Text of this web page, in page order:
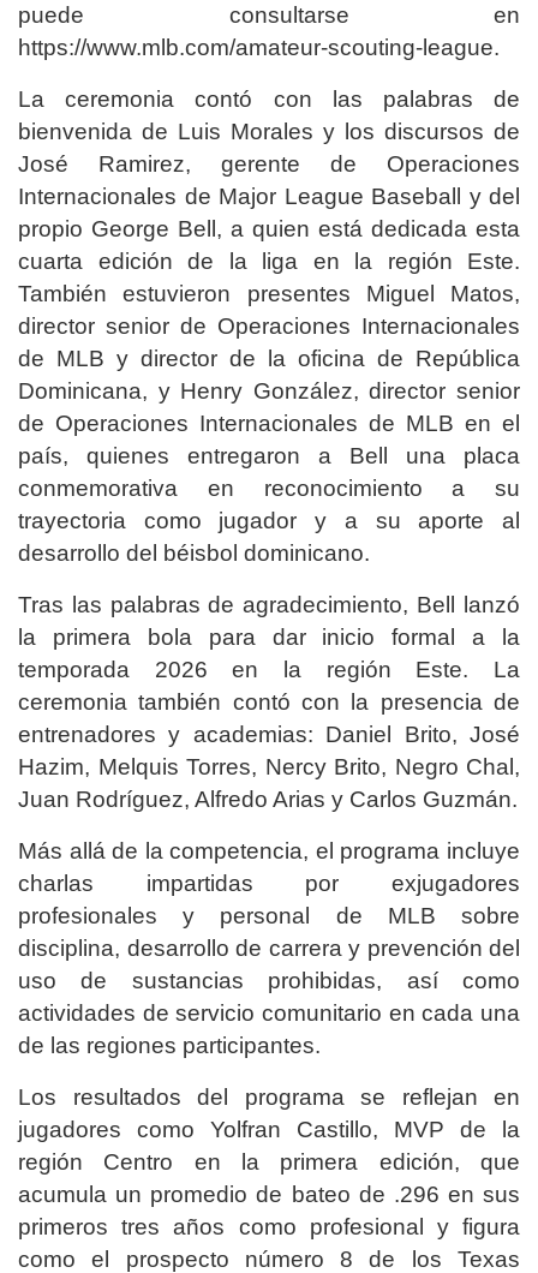
puede consultarse en
https://www.mlb.com/amateur-scouting-league.
La ceremonia contó con las palabras de
bienvenida de Luis Morales y los discursos de
José Ramirez, gerente de Operaciones
Internacionales de Major League Baseball y del
propio George Bell, a quien está dedicada esta
cuarta edición de la liga en la región Este.
También estuvieron presentes Miguel Matos,
director senior de Operaciones Internacionales
de MLB y director de la oficina de República
Dominicana, y Henry González, director senior
de Operaciones Internacionales de MLB en el
país, quienes entregaron a Bell una placa
conmemorativa en reconocimiento a su
trayectoria como jugador y a su aporte al
desarrollo del béisbol dominicano.
Tras las palabras de agradecimiento, Bell lanzó
la primera bola para dar inicio formal a la
temporada 2026 en la región Este. La
ceremonia también contó con la presencia de
entrenadores y academias: Daniel Brito, José
Hazim, Melquis Torres, Nercy Brito, Negro Chal,
Juan Rodríguez, Alfredo Arias y Carlos Guzmán.
Más allá de la competencia, el programa incluye
charlas impartidas por exjugadores
profesionales y personal de MLB sobre
disciplina, desarrollo de carrera y prevención del
uso de sustancias prohibidas, así como
actividades de servicio comunitario en cada una
de las regiones participantes.
Los resultados del programa se reflejan en
jugadores como Yolfran Castillo, MVP de la
región Centro en la primera edición, que
acumula un promedio de bateo de .296 en sus
primeros tres años como profesional y figura
como el prospecto número 8 de los Texas